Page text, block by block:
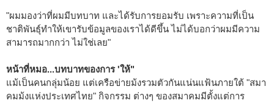
"ผมมองว่าที่ผมมีบทบาท และได้รับการยอมรับ เพราะความที่เป็น
ชาติพันธุ์ทำให้เขารับข้อมูลของเราได้ดีขึ้น ไม่ได้บอกว่าผมมีความ
สามารถมากกว่า ไม่ใช่เลย"
หน้าที่หมอ...บทบาทของการ 'ให้"
แม้เป็นคนกลุ่มน้อย แต่เครือข่ายม้งรวมตัวกันแน่นแฟ้นภายใต้ "สมา
คมม้งแห่งประเทศไทย" กิจกรรม ต่างๆ ของสมาคมมีตั้งแต่การ